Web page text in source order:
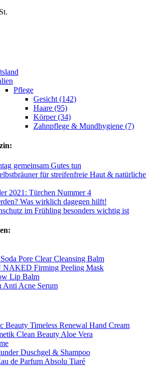
Pflege
Gesicht (142)
Haare (95)
Körper (34)
Zahnpflege & Mundhygiene (7)
gemeinsam Gutes tun
für streifenfreie Haut & natürliche
2021: Türchen Nummer 4
Was wirklich dagegen hilft!
im Frühling besonders wichtig ist
Pore Clear Cleansing Balm
Firming Peeling Mask
Lip Balm
Anti Acne Serum
Beauty Timeless Renewal Hand Cream
Clean Beauty Aloe Vera
Duschgel & Shampoo
de Parfum Absolu Tiaré